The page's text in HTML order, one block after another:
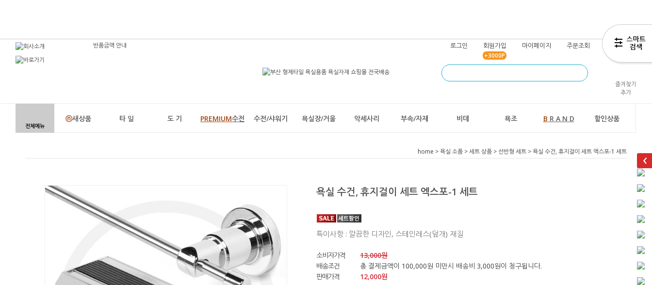
반품금액 안내 로그인 회원가입
+3000P
마이페이지 주문조회 장바구니
즐겨찾기
추가
전체메뉴
ⓝ새상품 타 일 도 기 PREMIUM수전 수전/샤워기 욕실장/거울 악세사리 부속/자재 비데 욕조 B R A N D 할인상품
home >욕실 소품 >세트 상품 > 선반형 세트 > 욕실 수건, 휴지걸이 세트 엑스포-1 세트
욕실 수건, 휴지걸이 세트 엑스포-1 세트
특이사항 : 깔끔한 디자인, 스테인레스(덮개) 재질
소비자가격
13,000원
배송조건
총 결제금액이 100,000원 미만시 배송비 3,000원이 청구됩니다.
판매가격
12,000원